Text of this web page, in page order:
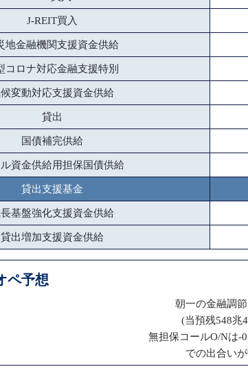
J-REIT買入
地金融機関支援資金供給
コロナ対応金融支援特別
変動対応支援資金供給
貸出
国債補完供給
資金供給用担保国債供給
貸出支援基金
長基盤強化支援資金供給
貸出増加支援資金供給
ペ予想
朝一の金融調
(当預残548兆
無担保コールO/Nは-
での出合いが